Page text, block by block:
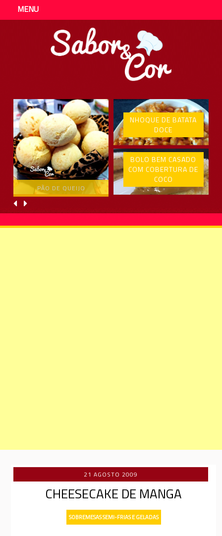
MENU
PÃO DE QUEIJO
NHOQUE DE BATATA
DOCE
BOLO BEM CASADO
COM COBERTURA DE
COCO
21 AGOSTO 2009
CHEESECAKE DE MANGA
SOBREMESAS SEMI-FRIAS E GELADAS